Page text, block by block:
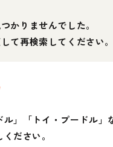
かりませんでした。
て再検索してください。
ル」「トイ・プードル」
ださい。